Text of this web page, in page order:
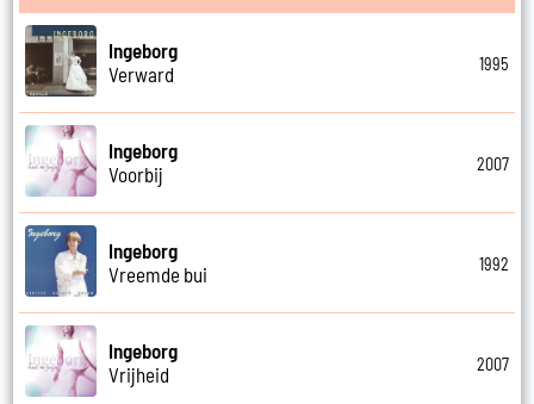
Ingeborg
Verward
1995
Ingeborg
Voorbij
2007
Ingeborg
Vreemde bui
1992
Ingeborg
Vrijheid
2007